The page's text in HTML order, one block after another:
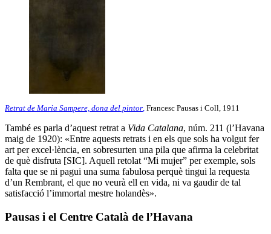
Retrat de Maria Sampere, dona del pintor, Francesc Pausas i Coll, 1911
També es parla d’aquest retrat a Vida Catalana, núm. 211 (l’Havana
maig de 1920): «Entre aquests retrats i en els que sols ha volgut fer
art per excel·lència, en sobresurten una pila que afirma la celebritat
de què disfruta [SIC]. Aquell retolat “Mi mujer” per exemple, sols
falta que se ni pagui una suma fabulosa perquè tingui la requesta
d’un Rembrant, el que no veurà ell en vida, ni va gaudir de tal
satisfacció l’immortal mestre holandès».
Pausas i el Centre Català de l’Havana